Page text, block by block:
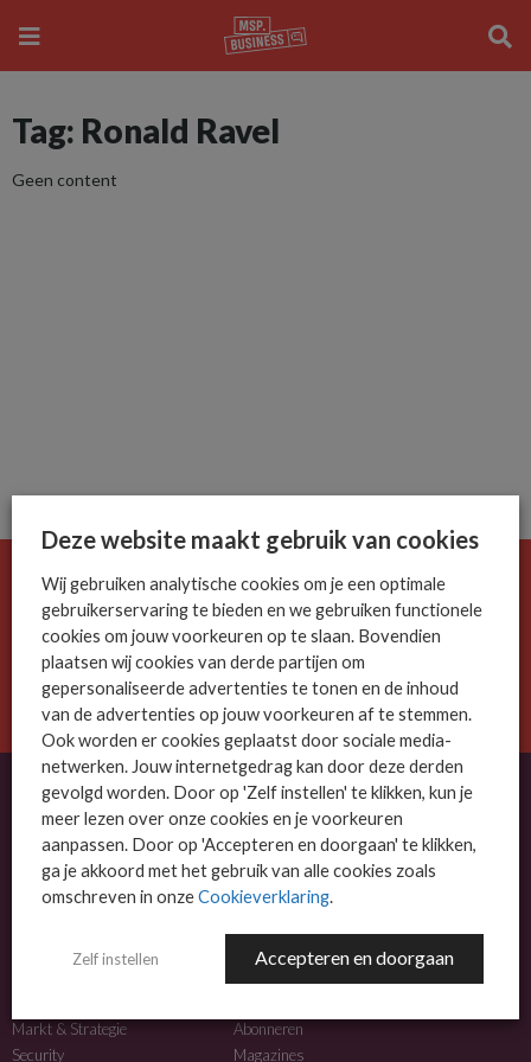
Tag: Ronald Ravel
Geen content
De ICT-wereld is snel. Mis niets.
Meld je nu aan voor de MSP Business nieuwsbrief.
AANMELDEN
OVER MSP BUSINESS
MSP Business is het kennisplatform voor IT-dienstverleners met MKB-focus.
NIEUWS
Markt & Strategie
Security
MEER INFO
Abonneren
Magazines
Deze website maakt gebruik van cookies
Wij gebruiken analytische cookies om je een optimale
gebruikerservaring te bieden en we gebruiken functionele
cookies om jouw voorkeuren op te slaan. Bovendien
plaatsen wij cookies van derde partijen om
gepersonaliseerde advertenties te tonen en de inhoud
van de advertenties op jouw voorkeuren af te stemmen.
Ook worden er cookies geplaatst door sociale media-
netwerken. Jouw internetgedrag kan door deze derden
gevolgd worden. Door op 'Zelf instellen' te klikken, kun je
meer lezen over onze cookies en je voorkeuren
aanpassen. Door op 'Accepteren en doorgaan' te klikken,
ga je akkoord met het gebruik van alle cookies zoals
omschreven in onzeCookieverklaring.
Zelf instellen Accepteren en doorgaan